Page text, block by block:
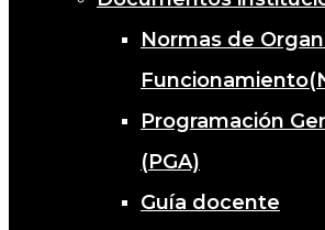
Normas de
Programación
(PGA)
Guía docente